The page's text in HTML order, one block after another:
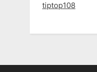
tiptop108